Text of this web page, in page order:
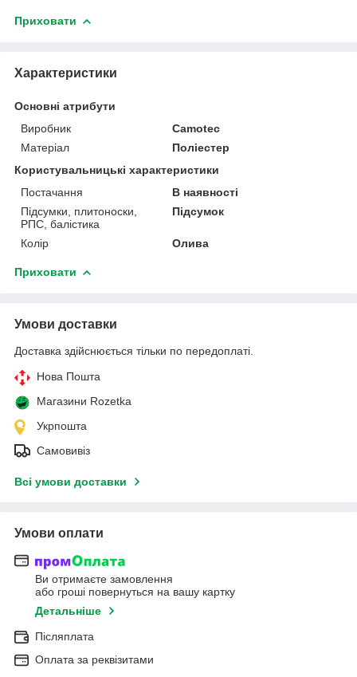
Приховати
Характеристики
Основні атрибути
Виробник
Camotec
Матеріал
Поліестер
Користувальницькі характеристики
Постачання
В наявності
Підсумки, плитоноски,
РПС, балістика
Підсумок
Колір Олива
Приховати
Умови доставки
Доставка здійснюється тільки по передоплаті.
Нова Пошта
Магазини Rozetka
Укрпошта
Самовивіз
Всі умови доставки
Умови оплати
Ви отримаєте замовлення
або гроші повернуться на вашу картку
Детальніше
Післяплата
Оплата за реквізитами